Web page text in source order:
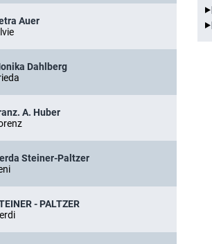
Auer
Dahlberg
A. Huber
Steiner-Paltzer
- PALTZER